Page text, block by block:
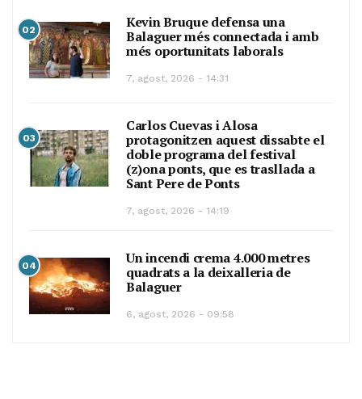
02
Kevin Bruque defensa una
Balaguer més connectada i amb
més oportunitats laborals
7, agost, 2026 - 14:31
03
Carlos Cuevas i Alosa
protagonitzen aquest dissabte el
doble programa del festival
(z)ona ponts, que es trasllada a
Sant Pere de Ponts
7, agost, 2026 - 14:19
04
Un incendi crema 4.000 metres
quadrats a la deixalleria de
Balaguer
6, agost, 2026 - 09:58